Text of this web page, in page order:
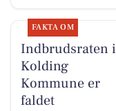
FAKTA OM
Indbrudsraten i
Kolding
Kommune er
faldet